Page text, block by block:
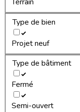
Type de bien
Projet neuf
Type de bâtiment
Fermé
Semi-ouvert